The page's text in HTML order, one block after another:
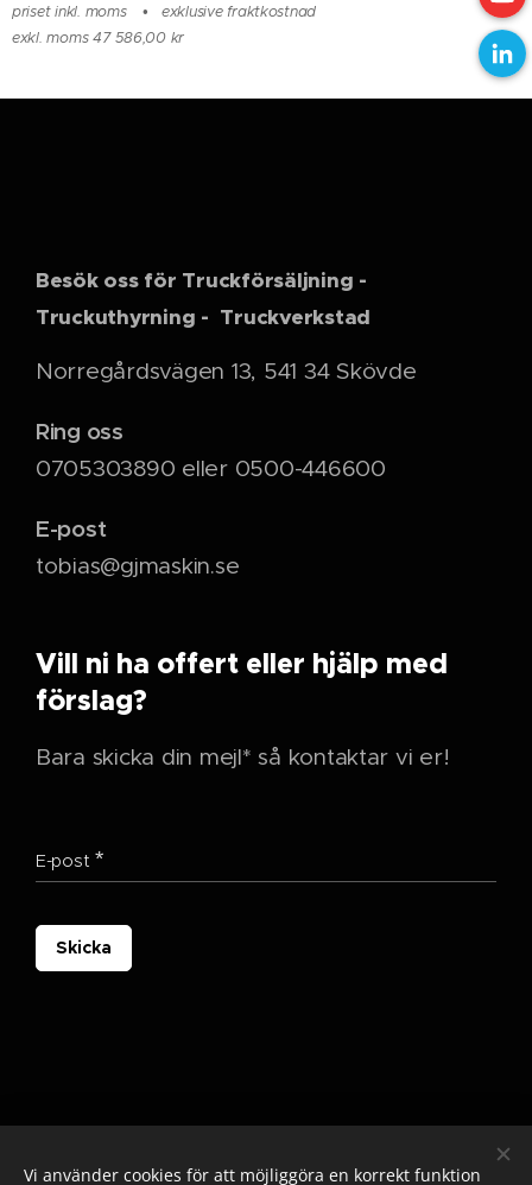
priset inkl. moms
exklusive fraktkostnad
exkl. moms 47 586,00 kr
Besök oss för Truckförsäljning -
Truckuthyrning - Truckverkstad
Norregårdsvägen 13, 541 34 Skövde
Ring oss
0705303890 eller 0500-446600
E-post
tobias@gjmaskin.se
Vill ni ha offert eller hjälp med
förslag?
Bara skicka din mejl* så kontaktar vi er!
E-post
Skicka
Vi använder cookies för att möjliggöra en korrekt funktion